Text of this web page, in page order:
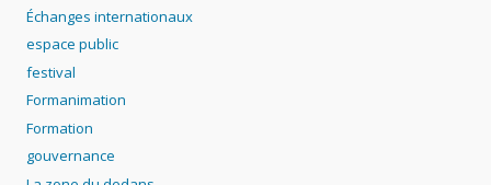
Échanges internationaux
espace public
festival
Formanimation
Formation
gouvernance